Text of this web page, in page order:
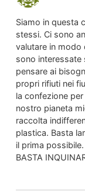
Siamo in questa
stessi. Ci sono
valutare in modo
sono interessate
pensare ai
propri rifiuti nei
la confezione
nostro pianeta
raccolta
plastica. Basta
il prima possibile.
BASTA